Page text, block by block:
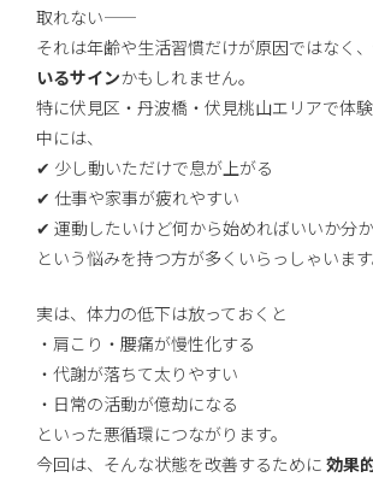
取れない――
それは年齢や生活習慣だけが原因ではなく、
いるサインかもしれません。
特に伏見区・丹波橋・伏見桃山エリアで体
中には、
✔ 少し動いただけで息が上がる
✔ 仕事や家事が疲れやすい
✔ 運動したいけど何から始めればいいか分
という悩みを持つ方が多くいらっしゃいます
実は、体力の低下は放っておくと
・肩こり・腰痛が慢性化する
・代謝が落ちて太りやすい
・日常の活動が億劫になる
といった悪循環につながります。
今回は、そんな状態を改善するために 効果